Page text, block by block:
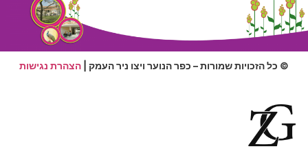
© כל הזכויות שמורות – כפר הנוער ויצו ניר העמק | הצהרת נגישות